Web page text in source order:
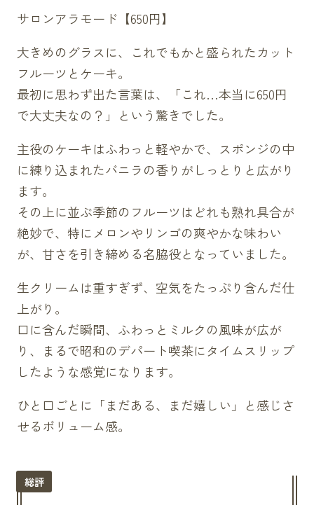
サロンアラモード【650円】
大きめのグラスに、これでもかと盛られたカット
フルーツとケーキ。
最初に思わず出た言葉は、「これ…本当に650円
で大丈夫なの？」という驚きでした。
主役のケーキはふわっと軽やかで、スポンジの中
に練り込まれたバニラの香りがしっとりと広がり
ます。
その上に並ぶ季節のフルーツはどれも熟れ具合が
絶妙で、特にメロンやリンゴの爽やかな味わい
が、甘さを引き締める名脇役となっていました。
生クリームは重すぎず、空気をたっぷり含んだ仕
上がり。
口に含んだ瞬間、ふわっとミルクの風味が広が
り、まるで昭和のデパート喫茶にタイムスリップ
したような感覚になります。
ひと口ごとに「まだある、まだ嬉しい」と感じさ
せるボリューム感。